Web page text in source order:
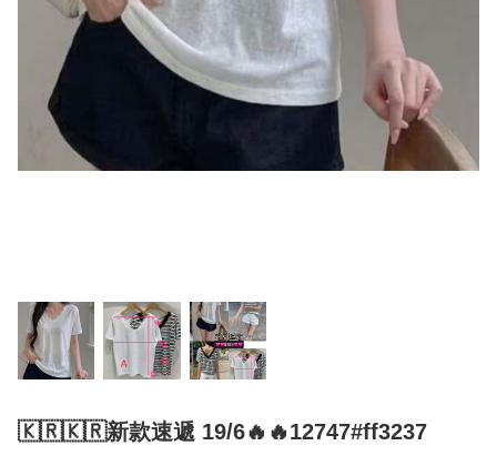
🇰🇷🇰🇷新款速遞 19/6🔥🔥12747#ff3237